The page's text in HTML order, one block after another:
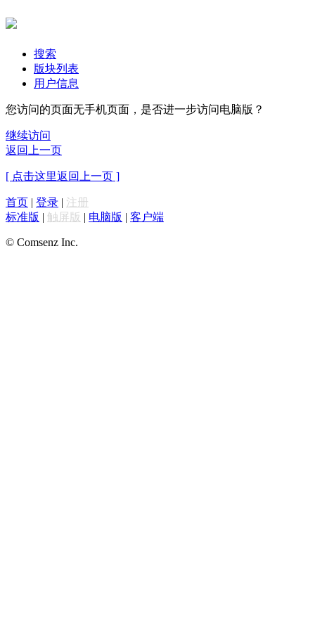
搜索
版块列表
用户信息
您访问的页面无手机页面，是否进一步访问电脑版？
继续访问
返回上一页
[ 点击这里返回上一页 ]
首页 | 登录 | 注册
标准版 | 触屏版 | 电脑版 | 客户端
© Comsenz Inc.